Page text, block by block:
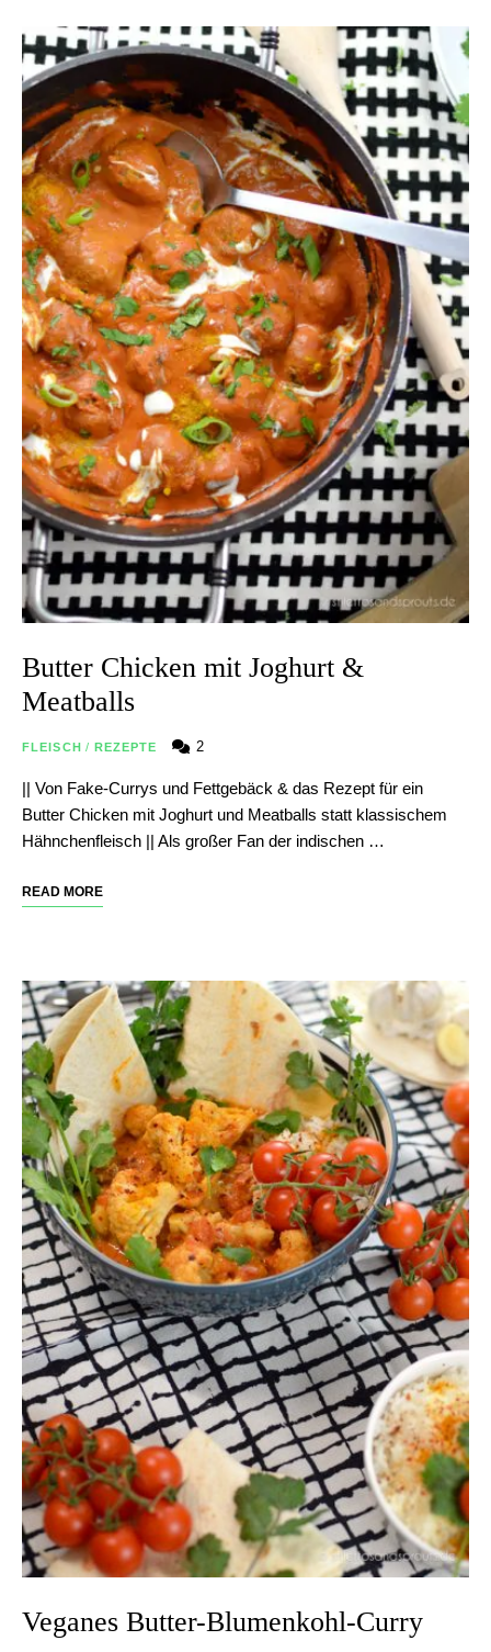
Butter Chicken mit Joghurt &
Meatballs
FLEISCH / REZEPTE 2
|| Von Fake-Currys und Fettgebäck & das Rezept für ein
Butter Chicken mit Joghurt und Meatballs statt klassischem
Hähnchenfleisch || Als großer Fan der indischen …
READ MORE
Veganes Butter-Blumenkohl-Curry